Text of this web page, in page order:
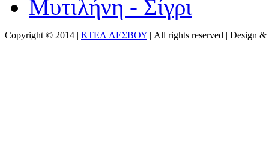
Μυτιλήνη - Σίγρι
Copyright © 2014 | ΚΤΕΛ ΛΕΣΒΟΥ | All rights reserved | Design &